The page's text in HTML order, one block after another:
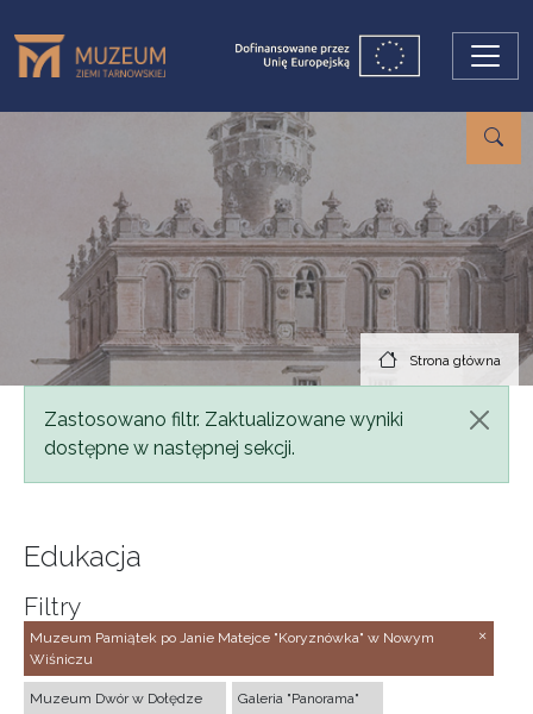
Strona główna
Komunikat
Zastosowano filtr. Zaktualizowane wyniki
dostępne w następnej sekcji.
Edukacja
Filtry
Muzeum Pamiątek po Janie Matejce "Koryznówka" w Nowym
Wiśniczu
Muzeum Dwór w Dołędze Galeria "Panorama"